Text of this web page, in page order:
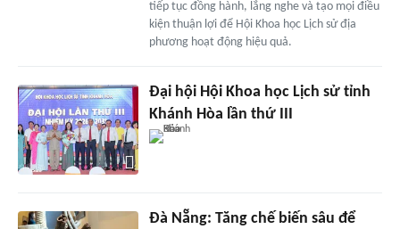
tiếp tục đồng hành, lắng nghe và tạo mọi điều
kiện thuận lợi để Hội Khoa học Lịch sử địa
phương hoạt động hiệu quả.
Đại hội Hội Khoa học Lịch sử tỉnh
Khánh Hòa lần thứ III
Đà Nẵng: Tăng chế biến sâu để